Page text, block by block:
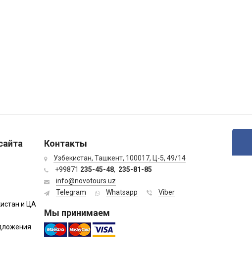
и ЦА
Контакты
Узбекистан, Ташкент, 100017, Ц-5, 49/14
+99871 235-45-48, 235-81-85
info@novotours.uz
Telegram
Whatsapp Viber
Мы принимаем